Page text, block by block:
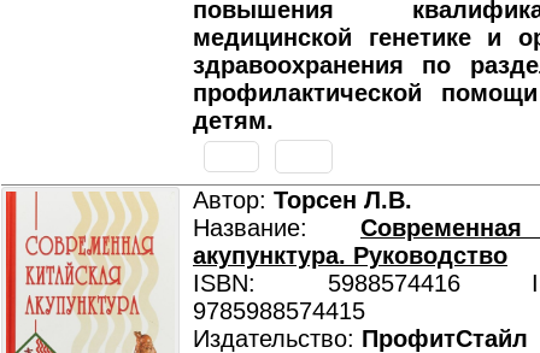
повышения
медицинской генетике и
здравоохранения по
профилактической
детям.
Автор: Торсен Л.В.
Название:
акупунктура. Руководство
ISBN: 5988574416
9785988574415
Издательство: ПрофитСтайл